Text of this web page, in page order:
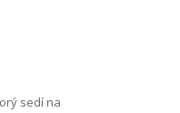
sedí na